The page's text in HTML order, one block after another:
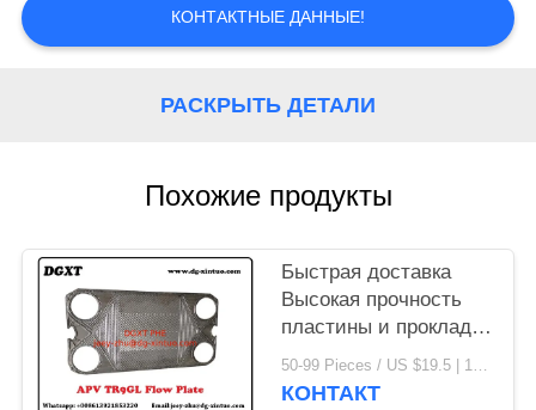
КАРТА
КОНТАКТНЫЕ ДАННЫЕ!
РАСКРЫТЬ ДЕТАЛИ
Похожие продукты
Быстрая доставка
Высокая прочность
пластины и прокладки
для пластинчатого
теплообменника APV
50-99 Pieces / US $19.5 | 100-199 Pieces / US $18.5 | 200-299 Pieces / US $18 | 300+ Pieces / US $17.6 MOQ:1
КОНТАКТ